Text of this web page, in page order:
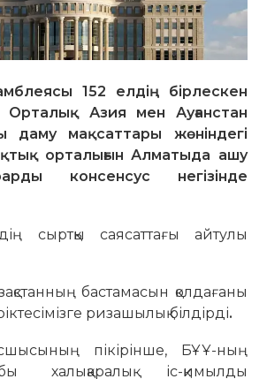
152 елдің бірлескен
Орталық Азия мен Ауғанстан
даму мақсаттары жөніндегі
орталығын Алматыда ашу
консенсус негізінде
сыртқы саясаттағы айтулы
бастамасын қолдағаны
ризашылық білдірді.
пікірінше, БҰҰ-ның
халықаралық іс-қимылды